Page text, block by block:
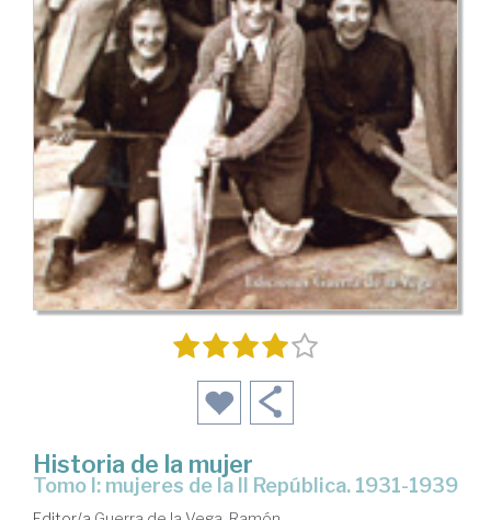
Historia de la mujer
Tomo I: mujeres de la II República. 1931-1939